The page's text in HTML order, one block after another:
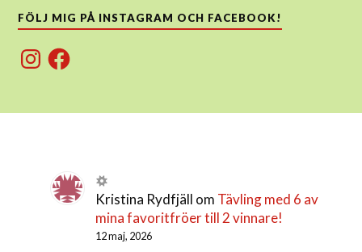
FÖLJ MIG PÅ INSTAGRAM OCH FACEBOOK!
InstagramFacebook
Kristina Rydfjäll om Tävling med 6 av
mina favoritfröer till 2 vinnare!
12 maj, 2026